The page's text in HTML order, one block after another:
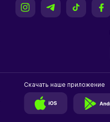
Скачать наше приложение